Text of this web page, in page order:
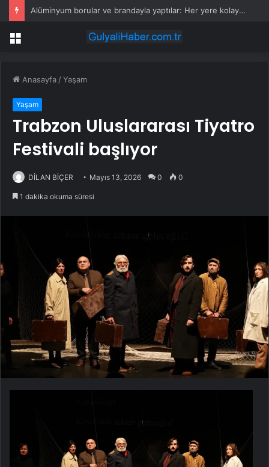
Alüminyum borular ve brandayla yaptılar: Her yere kolayca kurulabilecek
Menü
Anasayfa /Yaşam
Yaşam
Trabzon Uluslararası Tiyatro
Festivali başlıyor
DİLAN BİÇER Mayıs 13, 2026 0 0
1 dakika okuma süresi